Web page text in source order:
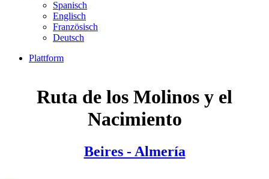
Spanisch
Englisch
Französisch
Deutsch
Plattform
Ruta de los Molinos y el
Nacimiento
Beires - Almería